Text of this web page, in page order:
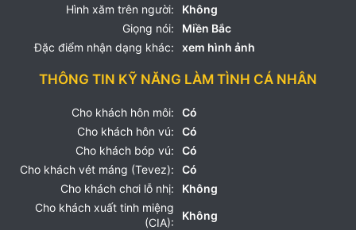
Hình xăm trên người:
Không
Giọng nói:
Miền Bắc
Đặc điểm nhận dạng khác:
xem hình ảnh
THÔNG TIN KỸ NĂNG LÀM TÌNH CÁ NHÂN
Cho khách hôn môi:
Có
Cho khách hôn vú:
Có
Cho khách bóp vú:
Có
Cho khách vét máng (Tevez):
Có
Cho khách chơi lỗ nhị:
Không
Cho khách xuất tinh miệng
(CIA):
Không